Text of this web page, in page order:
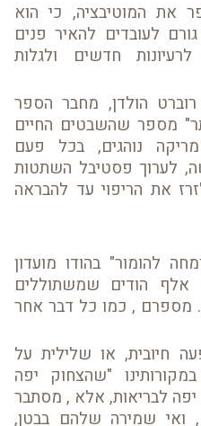
את המוטיבציה, כי הוא
לעובדים להאיר פנים
חדשים ולגלות
רוברט הולדן, מחבר הספר
מספר שהשבטים החיים
נוהגים, בכל פעם
לערוך פסטיבל השתטות
את הריפוי עד להבראה
"מומחה להומור" בהודו מועדון
צחוק בינלאומי, הכולל 50 אלף הודים שמשתוללים
מספרם , כמו כל דבר אחר
חיובית, או שלילית על
"שהצחוק יפה
לבריאות, אלא , מסתבר
ואי שמירה שלהם בבטן,